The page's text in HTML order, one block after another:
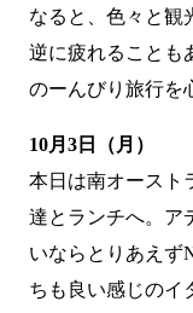
なると、色々と観
逆に疲れることも
のーんびり旅行を
10月3日（月）
本日は南オースト
達とランチへ。ア
いならとりあえず
ちも良い感じのイ